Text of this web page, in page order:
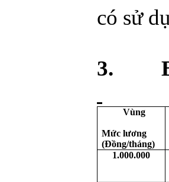
có sử
3.
Vùng
Mức lương
(Đồng/tháng)
1.000.000